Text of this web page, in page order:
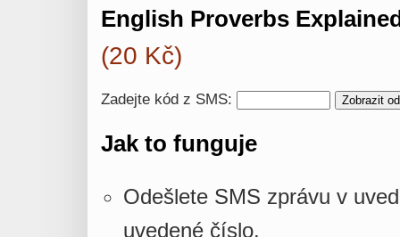
English Proverbs
(20 Kč)
Zadejte kód z SMS:
Jak to funguje
Odešlete SMS zprávu v
uvedené číslo.